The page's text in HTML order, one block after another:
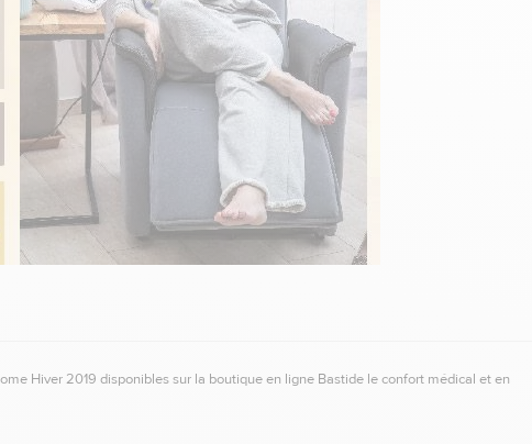
Hiver 2019 disponibles sur la boutique en ligne Bastide le confort médical et en